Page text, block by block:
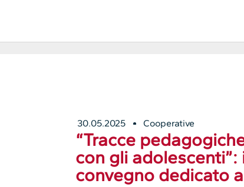
30.05.2025 Cooperative
“Tracce
con gli
convegno dedicato